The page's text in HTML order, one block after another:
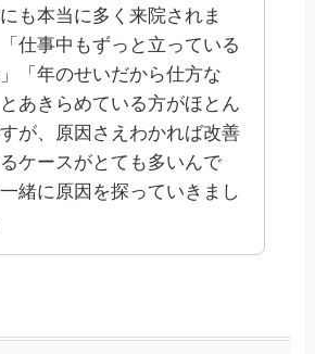
も本当に多く来院されま
仕事中もずっと立っている
「年のせいだから仕方な
あきらめている方がほとん
が、原因さえわかれば改善
ケースがとても多いんで
緒に原因を探っていきまし